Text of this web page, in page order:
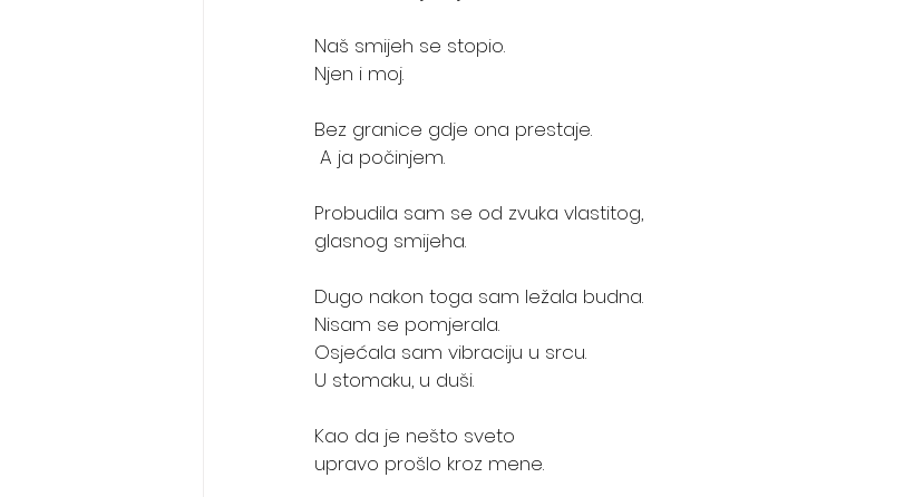
Naš smijeh se stopio.
Njen i moj.
Bez granice gdje ona prestaje.
A ja počinjem.
Probudila sam se od zvuka vlastitog,
glasnog smijeha.
Dugo nakon toga sam ležala budna.
Nisam se pomjerala.
Osjećala sam vibraciju u srcu.
U stomaku, u duši.
Kao da je nešto sveto
upravo prošlo kroz mene.